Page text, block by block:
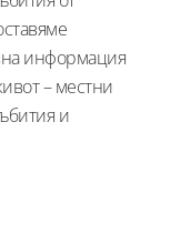
информация
– местни
и